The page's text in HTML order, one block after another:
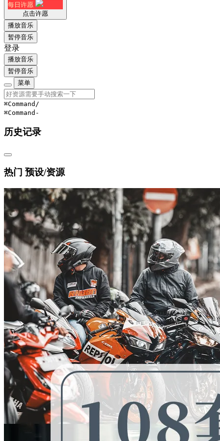
每日许愿
点击许愿
播放音乐
暂停音乐
登录
播放音乐
暂停音乐
菜单
⌘Command /
⌘Command -
历史记录
热门 预设/资源